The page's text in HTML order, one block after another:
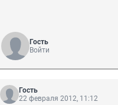
Гость
Войти
Гость
22 февраля 2012, 11:12